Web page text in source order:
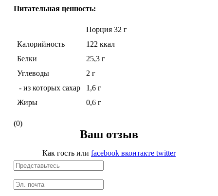
Для тренировки
BCAA
BCAA в таблетках и капсулах
Креатин
Питательная ценность:
Порция 32 г
Калорийность
122 ккал
Белки
25,3 г
Углеводы
2 г
- из которых сахар
1,6 г
Жиры
0,6 г
(0)
Ваш отзыв
Как гость или facebook вконтакте twitter